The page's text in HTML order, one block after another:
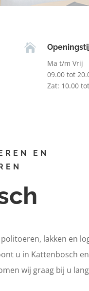

Ma t/m Vrij
09.00 tot
Zat: 10.00
EN
lakken en
u in Kattenbosch
wij graag bij u